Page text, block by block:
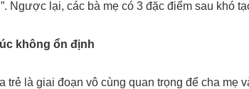
Ngược lại, các bà mẹ có 3 đặc điểm sau khó
không ổn định
trẻ là giai đoạn vô cùng quan trọng để cha mẹ